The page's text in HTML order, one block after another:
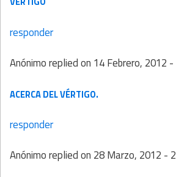
responder
Anónimoreplied on 14 Febrero, 2012
ACERCA DEL VÉRTIGO.
responder
Anónimoreplied on 28 Marzo, 2012 -